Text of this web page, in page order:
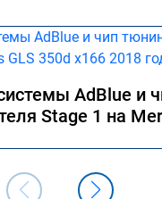
AdBlue и
Stage 1 на